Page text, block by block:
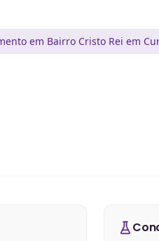
em Bairro Cristo Rei em